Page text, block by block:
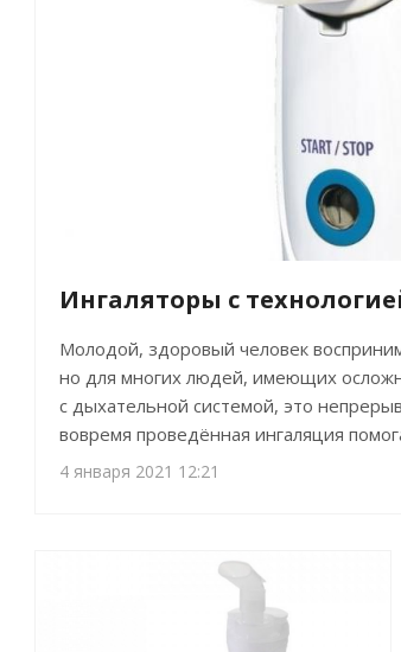
Ингаляторы с
Молодой, здоровый человек
но для многих людей, имеющих
с дыхательной системой, это
вовремя проведённая ингаляция
4 января 2021 12:21